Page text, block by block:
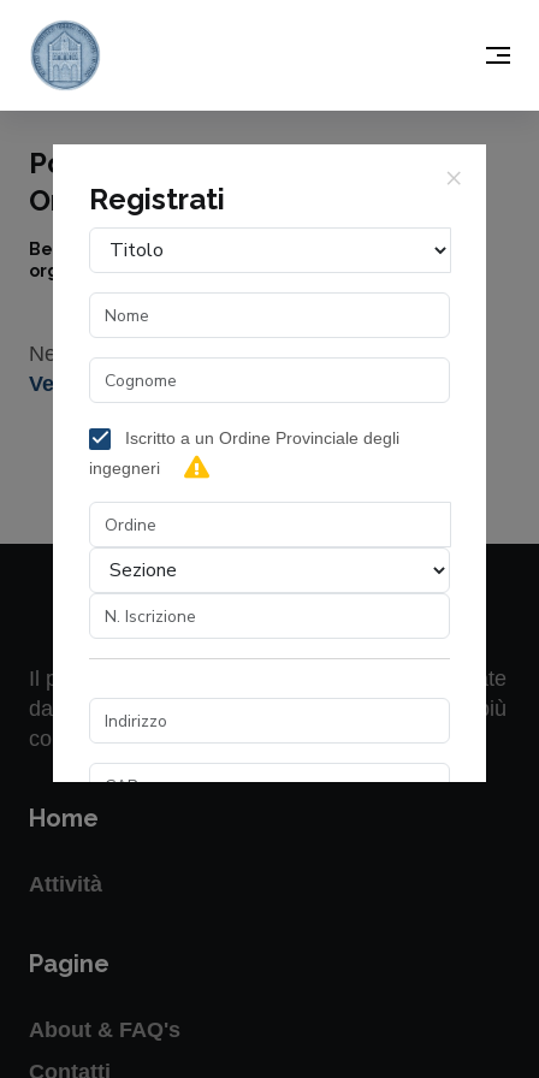
Registrati
×
Iscritto a un Ordine Provinciale degli
ingegneri
Portale della FORMAZIONE dell'
Ordine Ingegneri di Pisa
Benvenuto, in questo sito trovi le attività formative
organizzate dall' Ordine Ingegneri di Pisa
Nessun evento in programma.
Vedi tutti gli eventi passati
Il portale presenta le attività formative organizzate
dall' "Ordine Ingegneri di Pisa". Per saperne di più
consulta la sezioneFAQ
Home
Attività
Pagine
About & FAQ's
Contatti